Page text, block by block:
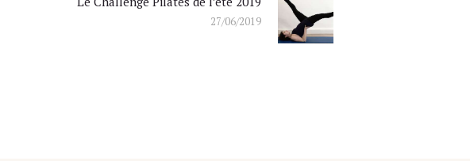
Next
27/06/2019